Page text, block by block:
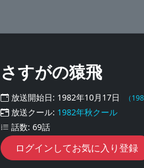
さすがの猿飛
放送開始日: 1982年10月17日 （
放送クール: 1982年秋クール
話数: 69話
ログインしてお気に入り登録